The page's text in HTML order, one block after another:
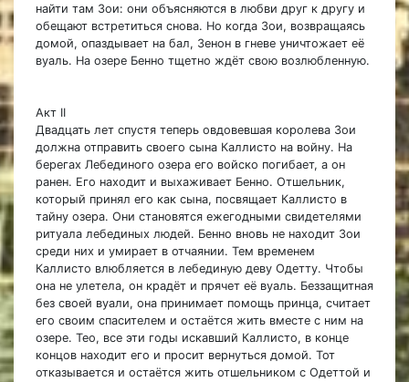
найти там Зои: они объясняются в любви друг к другу и
обещают встретиться снова. Но когда Зои, возвращаясь
домой, опаздывает на бал, Зенон в гневе уничтожает её
вуаль. На озере Бенно тщетно ждёт свою возлюбленную.
Акт II
Двадцать лет спустя теперь овдовевшая королева Зои
должна отправить своего сына Каллисто на войну. На
берегах Лебединого озера его войско погибает, а он
ранен. Его находит и выхаживает Бенно. Отшельник,
который принял его как сына, посвящает Каллисто в
тайну озера. Они становятся ежегодными свидетелями
ритуала лебединых людей. Бенно вновь не находит Зои
среди них и умирает в отчаянии. Тем временем
Каллисто влюбляется в лебединую деву Одетту. Чтобы
она не улетела, он крадёт и прячет её вуаль. Беззащитная
без своей вуали, она принимает помощь принца, считает
его своим спасителем и остаётся жить вместе с ним на
озере. Тео, все эти годы искавший Каллисто, в конце
концов находит его и просит вернуться домой. Тот
отказывается и остаётся жить отшельником с Одеттой и